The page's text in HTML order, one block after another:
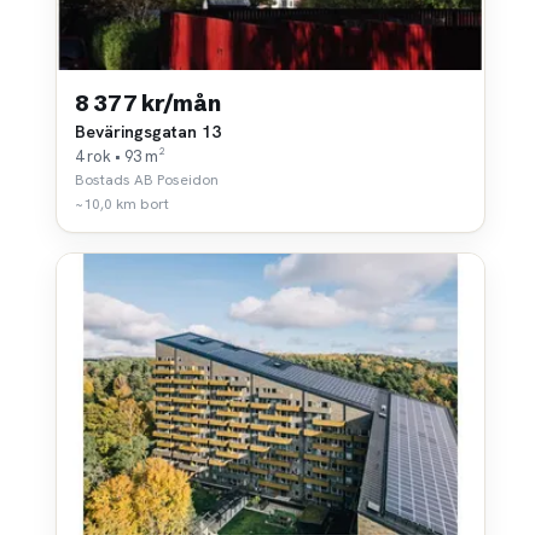
8 377 kr/mån
Beväringsgatan 13
4 rok • 93 m²
Bostads AB Poseidon
~10,0 km bort